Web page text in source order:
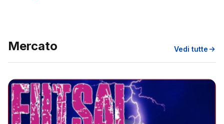
Mercato Vedi tutte